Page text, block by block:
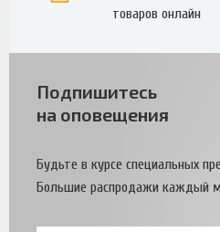
товаров онлайн
Подпишитесь
на оповещения
Будьте в курсе специальных
Большие распродажи каждый